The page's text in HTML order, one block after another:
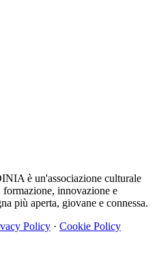
è un'associazione culturale
innovazione e
più aperta, giovane e connessa.
Policy · Cookie Policy